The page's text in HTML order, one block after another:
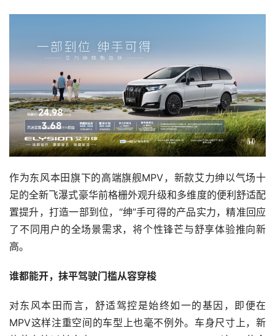
作为东风本田旗下的高端旗舰MPV，新款艾力绅以气场十
足的全新飞瀑式豪华前格栅外观升级和多维度的便利舒适配
置提升，打造一部到位，“绅”手可得的产品实力，精准回应
了不同用户的全场景需求，将个性锋芒与舒享体验推向新
高。
谁都能开，抹平驾驶门槛从容穿梭
对东风本田而言，舒适驾控是始终如一的基因，即便在
MPV这样注重空间的车型上也毫不例外。车身尺寸上，新